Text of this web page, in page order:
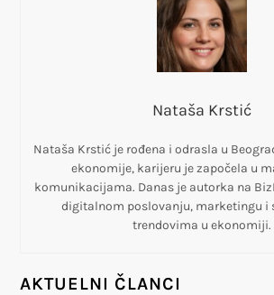
n
k
Nataša Krstić
Nataša Krstić je rođena i odrasla u
ekonomije, karijeru je započela u
komunikacijama. Danas je autorka na
digitalnom poslovanju, marketingu i
trendovima u ekonomiji.
AKTUELNI ČLANCI